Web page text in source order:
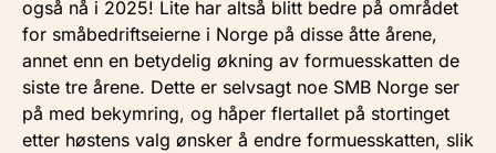
også nå i 2025! Lite har altså blitt bedre på området
for småbedriftseierne i Norge på disse åtte årene,
annet enn en betydelig økning av formuesskatten de
siste tre årene. Dette er selvsagt noe SMB Norge ser
på med bekymring, og håper flertallet på stortinget
etter høstens valg ønsker å endre formuesskatten, slik